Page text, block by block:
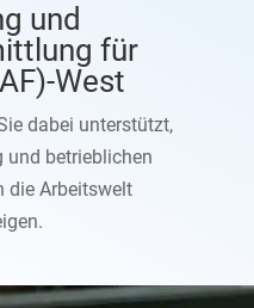
und
für
West
dabei unterstützt,
und betrieblichen
die Arbeitswelt